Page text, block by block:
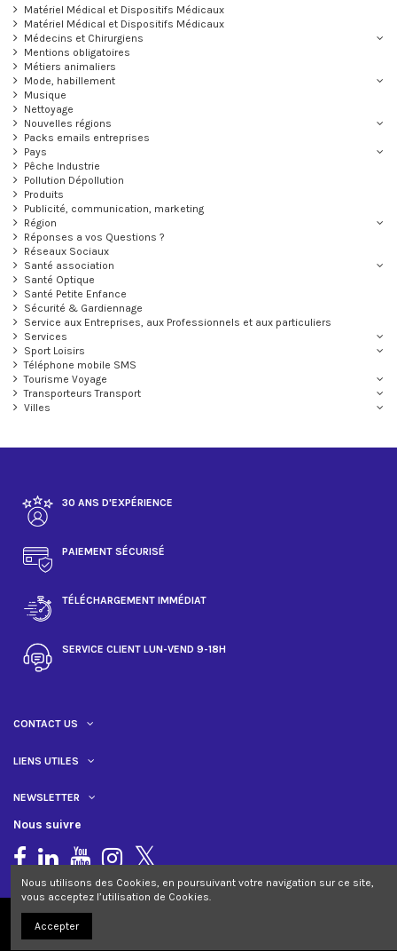
Matériel Médical et Dispositifs Médicaux
Matériel Médical et Dispositifs Médicaux
Médecins et Chirurgiens
Mentions obligatoires
Métiers animaliers
Mode, habillement
Musique
Nettoyage
Nouvelles régions
Packs emails entreprises
Pays
Pêche Industrie
Pollution Dépollution
Produits
Publicité, communication, marketing
Région
Réponses a vos Questions ?
Réseaux Sociaux
Santé association
Santé Optique
Santé Petite Enfance
Sécurité & Gardiennage
Service aux Entreprises, aux Professionnels et aux particuliers
Services
Sport Loisirs
Téléphone mobile SMS
Tourisme Voyage
Transporteurs Transport
Villes
30 ANS D'EXPÉRIENCE
PAIEMENT SÉCURISÉ
TÉLÉCHARGEMENT IMMÉDIAT
SERVICE CLIENT LUN-VEND 9-18H
CONTACT US
LIENS UTILES
NEWSLETTER
Nous suivre
JCB ANNUAIRE © 2017-2024. Tous droits réservés. Réalisé par
Nous utilisons des Cookies, en poursuivant votre navigation sur ce site,
vous acceptez l’utilisation de Cookies.
Accepter